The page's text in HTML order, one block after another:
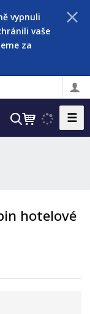
vypnuli
vaše
za
V
a
t
☰
hotelové